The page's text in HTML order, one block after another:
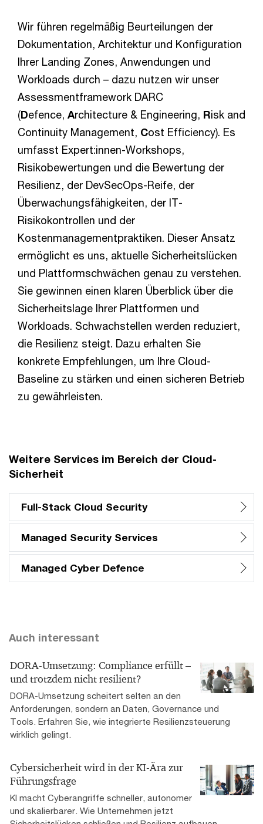
Wir führen regelmäßig Beurteilungen der
Dokumentation, Architektur und Konfiguration
Ihrer Landing Zones, Anwendungen und
Workloads durch – dazu nutzen wir unser
Assessmentframework DARC
(Defence, Architecture & Engineering, Risk and
Continuity Management, Cost Efficiency). Es
umfasst Expert:innen-Workshops,
Risikobewertungen und die Bewertung der
Resilienz, der DevSecOps-Reife, der
Überwachungsfähigkeiten, der IT-
Risikokontrollen und der
Kostenmanagementpraktiken. Dieser Ansatz
ermöglicht es uns, aktuelle Sicherheitslücken
und Plattformschwächen genau zu verstehen.
Sie gewinnen einen klaren Überblick über die
Sicherheitslage Ihrer Plattformen und
Workloads. Schwachstellen werden reduziert,
die Resilienz steigt. Dazu erhalten Sie
konkrete Empfehlungen, um Ihre Cloud-
Baseline zu stärken und einen sicheren Betrieb
zu gewährleisten.
Weitere Services im Bereich der Cloud-
Sicherheit
Full-Stack Cloud Security
Managed Security Services
Managed Cyber Defence
Auch interessant
DORA-Umsetzung: Compliance erfüllt –
und trotzdem nicht resilient?
DORA-Umsetzung scheitert selten an den
Anforderungen, sondern an Daten, Governance und
Tools. Erfahren Sie, wie integrierte Resilienzsteuerung
wirklich gelingt.
Cybersicherheit wird in der KI-Ära zur
Führungsfrage
KI macht Cyberangriffe schneller, autonomer
und skalierbarer. Wie Unternehmen jetzt